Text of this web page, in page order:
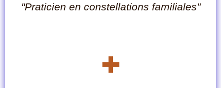
"Praticien en constellations familiales"
+